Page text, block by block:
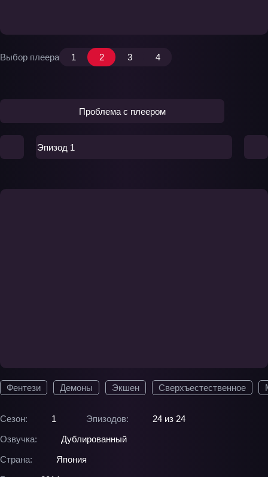
Фентези Демоны Экшен Сверхъестественное
Сезон: 1 Эпизодов:
24 из 24
Озвучка:
Дублированный
Страна:
Япония
Выбор плеера 1 2 3 4
Проблема с плеером
Эпизод 1